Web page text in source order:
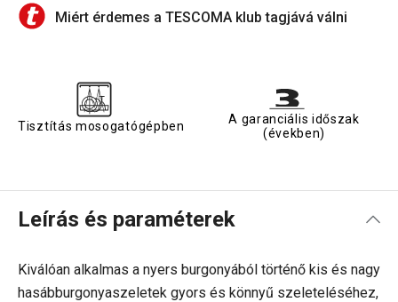
Miért érdemes a TESCOMA klub tagjává válni
Tisztítás mosogatógépben
A garanciális időszak
(években)
Leírás és paraméterek
Kiválóan alkalmas a nyers burgonyából történő kis és nagy
hasábburgonyaszeletek gyors és könnyű szeleteléséhez,